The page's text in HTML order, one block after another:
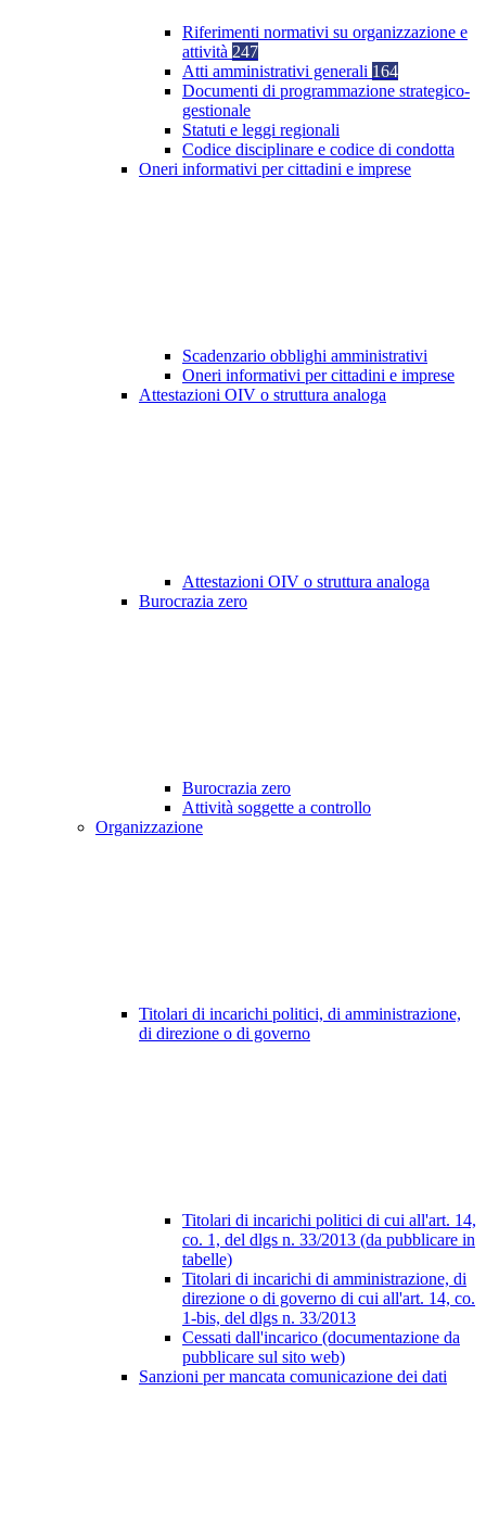
Riferimenti normativi su organizzazione e
attività 247
Atti amministrativi generali 164
Documenti di programmazione strategico-
gestionale
Statuti e leggi regionali
Codice disciplinare e codice di condotta
Oneri informativi per cittadini e imprese
Scadenzario obblighi amministrativi
Oneri informativi per cittadini e imprese
Attestazioni OIV o struttura analoga
Attestazioni OIV o struttura analoga
Burocrazia zero
Burocrazia zero
Attività soggette a controllo
Organizzazione
Titolari di incarichi politici, di amministrazione,
di direzione o di governo
Titolari di incarichi politici di cui all'art. 14,
co. 1, del dlgs n. 33/2013 (da pubblicare in
tabelle)
Titolari di incarichi di amministrazione, di
direzione o di governo di cui all'art. 14, co.
1-bis, del dlgs n. 33/2013
Cessati dall'incarico (documentazione da
pubblicare sul sito web)
Sanzioni per mancata comunicazione dei dati